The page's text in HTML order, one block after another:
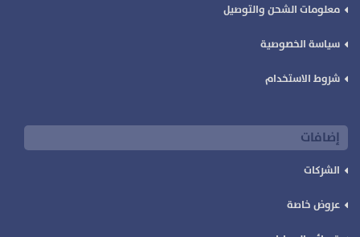
معلومات الشحن والتوصيل
سياسة الخصوصية
شروط الاستخدام
إضافات
الشركات
عروض خاصة